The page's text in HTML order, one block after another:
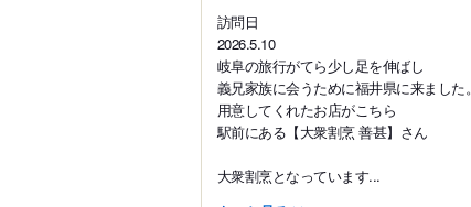
訪問日
2026.5.10
岐阜の旅行がてら少し足を伸ばし
義兄家族に会うために福井県に来ました。
用意してくれたお店がこちら
駅前にある【大衆割烹 善甚】さん
大衆割烹となっています...